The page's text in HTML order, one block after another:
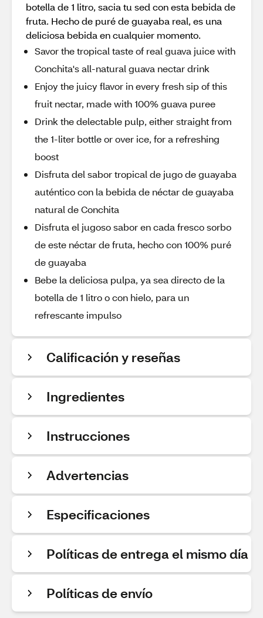
botella de 1 litro, sacia tu sed con esta bebida de
fruta. Hecho de puré de guayaba real, es una
deliciosa bebida en cualquier momento.
Savor the tropical taste of real guava juice with
Conchita's all-natural guava nectar drink
Enjoy the juicy flavor in every fresh sip of this
fruit nectar, made with 100% guava puree
Drink the delectable pulp, either straight from
the 1-liter bottle or over ice, for a refreshing
boost
Disfruta del sabor tropical de jugo de guayaba
auténtico con la bebida de néctar de guayaba
natural de Conchita
Disfruta el jugoso sabor en cada fresco sorbo
de este néctar de fruta, hecho con 100% puré
de guayaba
Bebe la deliciosa pulpa, ya sea directo de la
botella de 1 litro o con hielo, para un
refrescante impulso
Calificación y reseñas
Ingredientes
Instrucciones
Advertencias
Especificaciones
Políticas de entrega el mismo día
Políticas de envío